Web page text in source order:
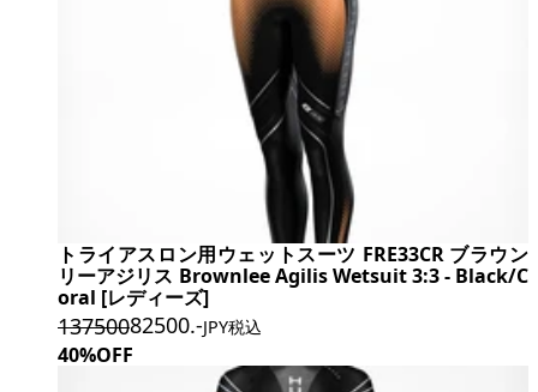
トライアスロン用ウェットスーツ FRE33CR ブラウン
リーアジリス Brownlee Agilis Wetsuit 3:3 - Black/C
oral [レディーズ]
13750082500.-JPY税込
40%OFF